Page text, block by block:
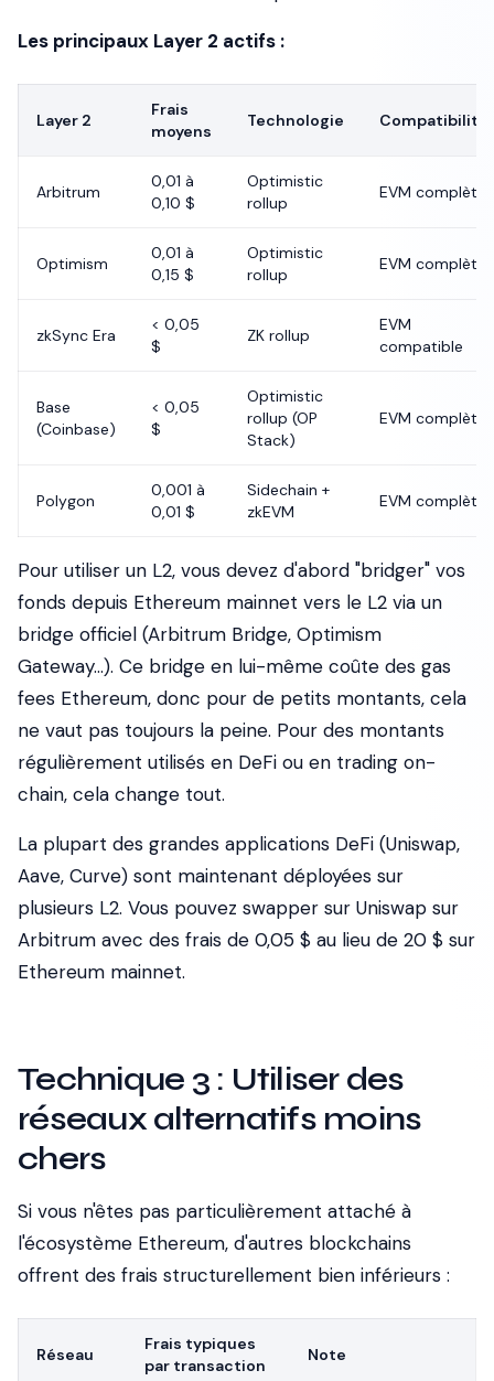
Les principaux Layer 2 actifs :
Layer 2
Frais
moyens
Technologie Compatibilité
Arbitrum
0,01 à
0,10 $
Optimistic
rollup
EVM complète
Optimism
0,01 à
0,15 $
Optimistic
rollup
EVM complète
zkSync Era
< 0,05
$
ZK rollup
EVM
compatible
Base
(Coinbase)
< 0,05
$
Optimistic
rollup (OP
Stack)
EVM complète
Polygon
0,001 à
0,01 $
Sidechain +
zkEVM
EVM complète
Pour utiliser un L2, vous devez d'abord "bridger" vos
fonds depuis Ethereum mainnet vers le L2 via un
bridge officiel (Arbitrum Bridge, Optimism
Gateway...). Ce bridge en lui-même coûte des gas
fees Ethereum, donc pour de petits montants, cela
ne vaut pas toujours la peine. Pour des montants
régulièrement utilisés en DeFi ou en trading on-
chain, cela change tout.
La plupart des grandes applications DeFi (Uniswap,
Aave, Curve) sont maintenant déployées sur
plusieurs L2. Vous pouvez swapper sur Uniswap sur
Arbitrum avec des frais de 0,05 $ au lieu de 20 $ sur
Ethereum mainnet.
Technique 3 : Utiliser des
réseaux alternatifs moins
chers
Si vous n'êtes pas particulièrement attaché à
l'écosystème Ethereum, d'autres blockchains
offrent des frais structurellement bien inférieurs :
Réseau
Frais typiques
par transaction
Note